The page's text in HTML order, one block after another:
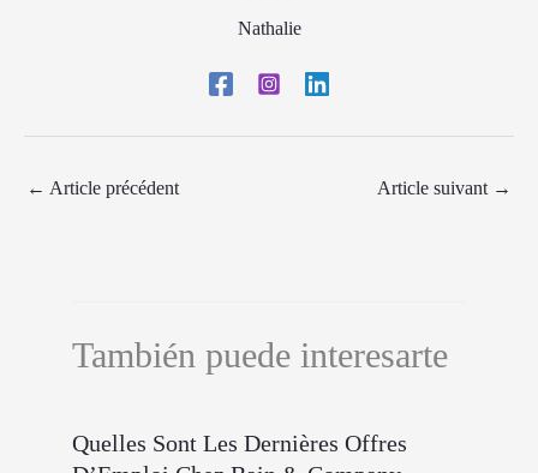
Nathalie
← Article précédent Article suivant →
También puede interesarte
Quelles Sont Les Dernières Offres